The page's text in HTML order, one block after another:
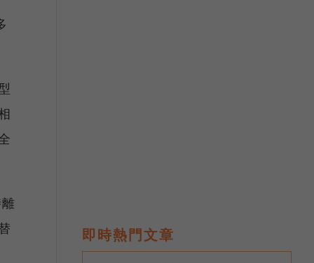
即時熱門文章